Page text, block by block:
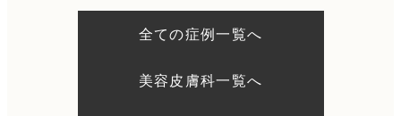
全ての症例一覧へ
美容皮膚科一覧へ